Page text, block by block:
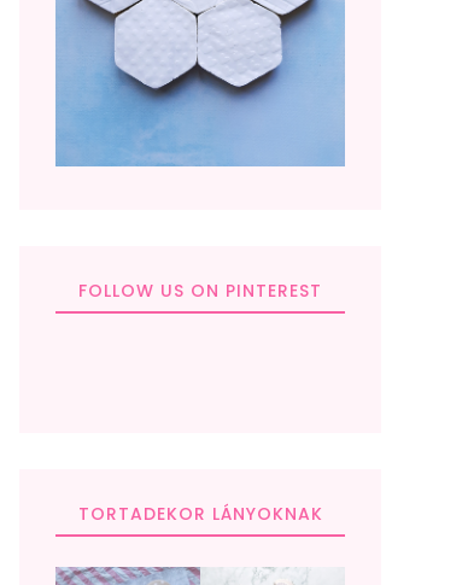
FOLLOW US ON PINTEREST
TORTADEKOR LÁNYOKNAK